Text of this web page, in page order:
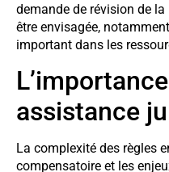
demande de révision de
être envisagée,
important dans les
assistance
La complexité des règles
compensatoire et les